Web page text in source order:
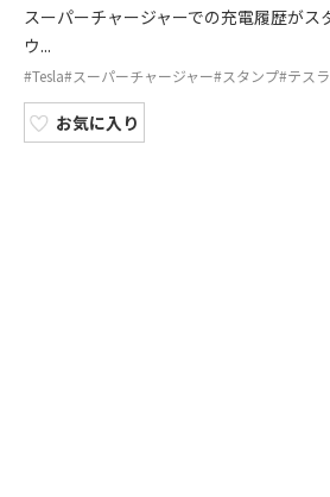
スーパーチャージャーでの充電履歴がス
ウ...
#Tesla#スーパーチャージャー#スタンプ#テスラ
お気に入り